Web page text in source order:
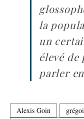
la
un
élevé de
parler
Alexis Goin